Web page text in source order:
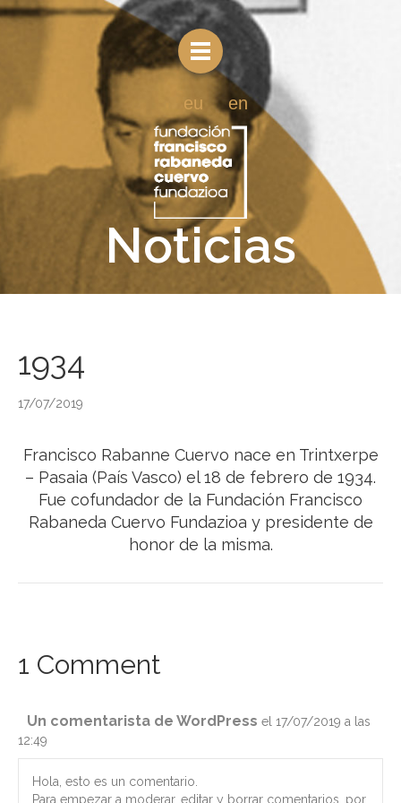
eu en
Noticias
1934
17/07/2019
Francisco Rabanne Cuervo nace en Trintxerpe
– Pasaia (País Vasco) el 18 de febrero de 1934.
Fue cofundador de la Fundación Francisco
Rabaneda Cuervo Fundazioa y presidente de
honor de la misma.
1 Comment
Un comentarista de WordPress el 17/07/2019 a las
12:49
Hola, esto es un comentario.
Para empezar a moderar, editar y borrar comentarios, por